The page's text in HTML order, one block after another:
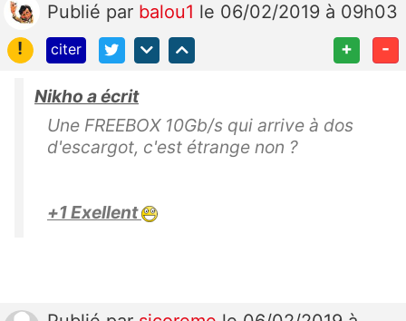
Publié par balou1 le 06/02/2019 à 09h03
!
citer + -
Nikho a écrit
Une FREEBOX 10Gb/s qui arrive à dos
d'escargot, c'est étrange non ?
+1 Exellent